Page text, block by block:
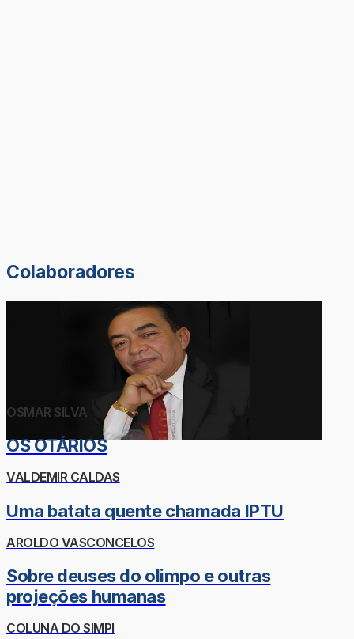
Colaboradores
OSMAR SILVA
OS OTÁRIOS
VALDEMIR CALDAS
Uma batata quente chamada IPTU
AROLDO VASCONCELOS
Sobre deuses do olimpo e outras
projeções humanas
COLUNA DO SIMPI